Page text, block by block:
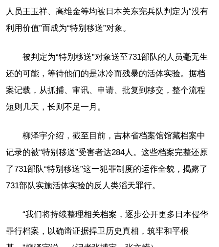
人员王玉祥、高维金等均被日本关东宪兵队判定为“没有
利用价值”而成为“特别移送”对象。
被判定为“特别移送”对象送至731部队的人员毫无生
还的可能，等待他们的是冰冷而残暴的活体实验。据档
案记载，从抓捕、审讯、申请、批复到移交，整个流程
短则几天，长则不足一月。
柳泽宇介绍，截至目前，吉林省档案馆馆藏档案中
记录的被“特别移送”受害者达284人。这些档案完整还原
了731部队“特别移送”这一犯罪制度的运作全貌，揭露了
731部队实施活体实验的反人类滔天罪行。
“我们将持续整理相关档案，逐步公开更多日本侵华
罪行档案，以确凿证据捍卫历史真相，筑牢和平根